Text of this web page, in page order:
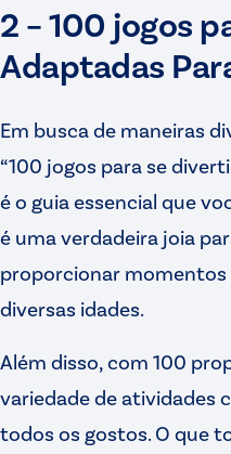
2 – 100 jogos
Adaptadas
Em busca de maneiras
“100 jogos para se
é o guia essencial que
é uma verdadeira joia
proporcionar momentos
diversas idades.
Além disso, com 100
variedade de atividades
todos os gostos. O que